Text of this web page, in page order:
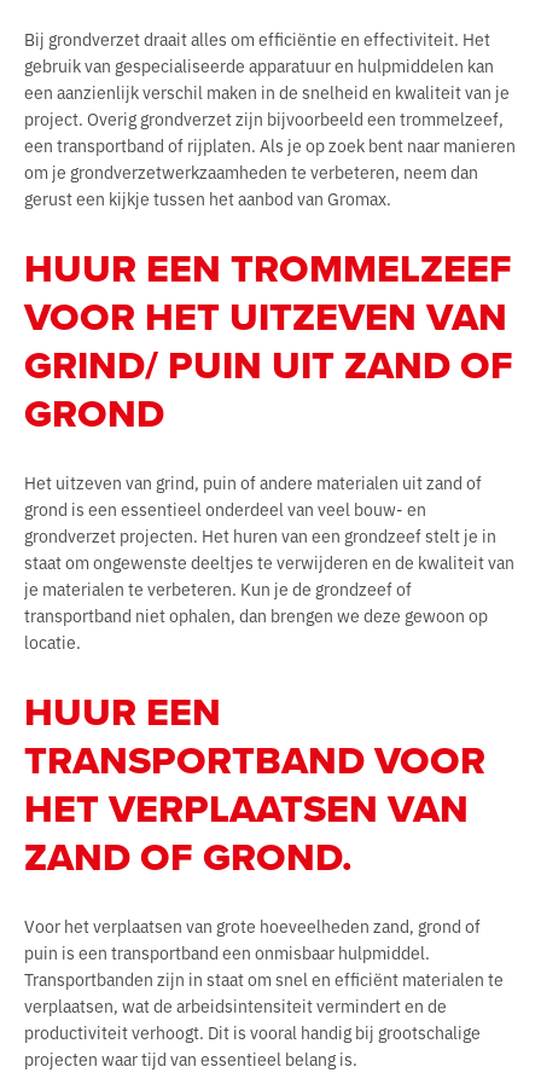
Bij grondverzet draait alles om efficiëntie en effectiviteit. Het
gebruik van gespecialiseerde apparatuur en hulpmiddelen kan
een aanzienlijk verschil maken in de snelheid en kwaliteit van je
project. Overig grondverzet zijn bijvoorbeeld een trommelzeef,
een transportband of rijplaten. Als je op zoek bent naar manieren
om je grondverzetwerkzaamheden te verbeteren, neem dan
gerust een kijkje tussen het aanbod van Gromax.
HUUR EEN TROMMELZEEF
VOOR HET UITZEVEN VAN
GRIND/ PUIN UIT ZAND OF
GROND
Het uitzeven van grind, puin of andere materialen uit zand of
grond is een essentieel onderdeel van veel bouw- en
grondverzet projecten. Het huren van een grondzeef stelt je in
staat om ongewenste deeltjes te verwijderen en de kwaliteit van
je materialen te verbeteren. Kun je de grondzeef of
transportband niet ophalen, dan brengen we deze gewoon op
locatie.
HUUR EEN
TRANSPORTBAND VOOR
HET VERPLAATSEN VAN
ZAND OF GROND.
Voor het verplaatsen van grote hoeveelheden zand, grond of
puin is een transportband een onmisbaar hulpmiddel.
Transportbanden zijn in staat om snel en efficiënt materialen te
verplaatsen, wat de arbeidsintensiteit vermindert en de
productiviteit verhoogt. Dit is vooral handig bij grootschalige
projecten waar tijd van essentieel belang is.